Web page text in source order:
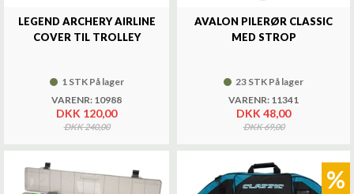
LEGEND ARCHERY AIRLINE
COVER TIL TROLLEY
1 STK På lager
VARENR: 10988
DKK 120,00
DKK 240,00
AVALON PILERØR CLASSIC
MED STROP
23 STK På lager
VARENR: 11341
DKK 48,00
DKK 69,00
%